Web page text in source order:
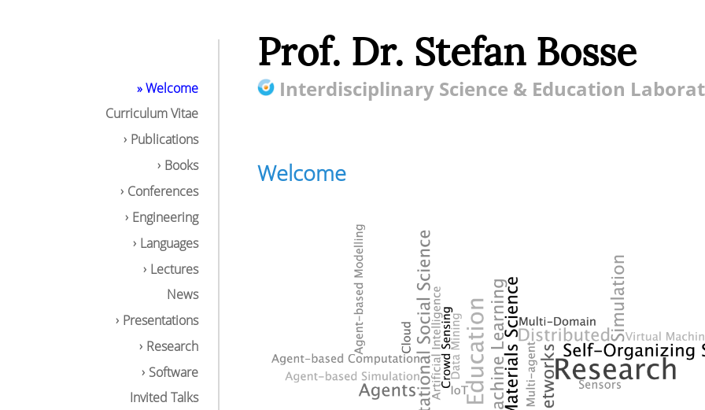
Prof. Dr. Stefan Bosse
Interdisciplinary Science & Education
» Welcome
Curriculum Vitae
Publications
Books
Conferences
Engineering
Languages
Lectures
News
Presentations
Research
Software
Invited Talks
Welcome